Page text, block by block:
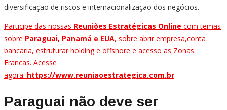
diversificação de riscos e internacionalização dos negócios.
Participe das nossas Reuniões Estratégicas Online com temas
sobre Paraguai, Panamá e EUA, sobre abrir empresa,conta
bancaria, estruturar holding e offshore e acesso as Zonas
Francas. Acesse
agora: https://www.reuniaoestrategica.com.br
Paraguai não deve ser